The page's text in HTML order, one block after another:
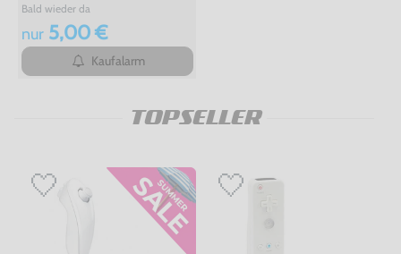
Bald wieder da
nur5,00 €
Kaufalarm
TOPSELLER